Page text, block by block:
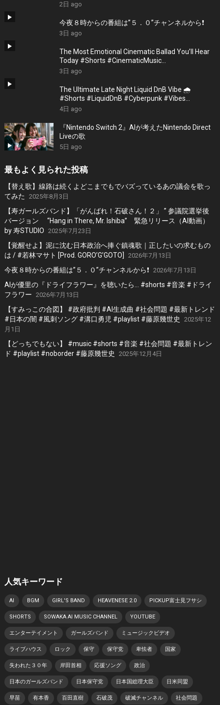
2日 ago
今夜８時からの番組は”５．０”チャンネルから❗️
3日 ago
The Most Emotional Cinematic Ballad You’ll Hear
Today #Shorts #CinematicMusic
#EmotionalVibes #Piano
3日 ago
The Ultimate Late Night Liquid DnB Vibe 🌧️
#Shorts #LiquidDnB #Cyberpunk #Vibes
#ElectronicMusic
4日 ago
『Nintendo Switch 2』AIが考えたNintendo Direct
Liveの歌
5日 ago
最もよく見られた投稿
【替え歌】線路は続くよどこまでもでバズっているあの議会を歌っ
てみた
2025年8月3日
【寿ガールズバンド】「がんばれ！石破さん！２」 ” 参議院選挙後
バージョン “Hang in There, Mr. Ishiba” 緊急リリース（AI動画）
by 寿STUDIO 2025年7月23日
【覚醒せよ】泥に沈む日本政治へ捧ぐ鎮魂歌｜正したいの求むもの
は / #若林マサト [Prod. GORO’G’GOTO]
2026年7月13日
今夜８時からの番組は”５．０”チャンネルから❗️ 2026年7月13日
AIが優里の『ドライフラワー』を聴いたら… #shorts #音楽 #ドライ
フラワー 2026年7月13日
【すみっこの合図】 #政府批判 #AI生成曲 #社会問題 #最新トレンド
#日本の闇 #風刺ソング #溝口勇児 #playlist #藤原幾世史
2025年12
月1日
【どっちでもない】 #music #shorts #音楽 #社会問題 #最新トレン
ド #playlist #noborder #藤原幾世史
2025年12月4日
人気キーワード
AI BGM GIRL'S BAND HEAVENESE 2.0 PICKUP富士見フサシ
SHORTS SOWAKA AI MUSIC CHANNEL YOUTUBE
エンターテイメント ガールズバンド ミュージックビデオ
ライブハウス ロック 保守 保守党 卑怯者 国家
失われた３０年 岸田首相 応援ソング 政治
日本のガールズバンド 日本保守党 日本国総理大臣 日米同盟
早苗 有本香 百田直樹 石破茂 破滅チャンネル 社会問題